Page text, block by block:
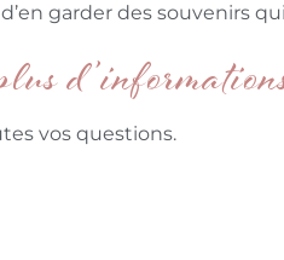
garder des souvenirs
vos questions.